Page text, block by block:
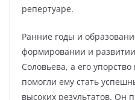
репертуаре.
Ранние годы и
формировании и
Соловьева, а его
помогли ему стать
высоких результатов. Он